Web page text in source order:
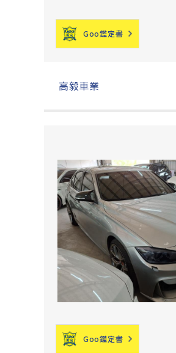
Goo鑑定書
高毅車業
Goo鑑定書